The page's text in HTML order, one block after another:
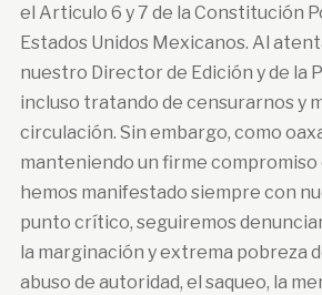
el Articulo 6 y 7 de la Constitución
Estados Unidos Mexicanos. Al
nuestro Director de Edición y de la
incluso tratando de censurarnos y
circulación. Sin embargo, como
manteniendo un firme compromiso
hemos manifestado siempre con
punto crítico, seguiremos
la marginación y extrema pobreza
abuso de autoridad, el saqueo, la